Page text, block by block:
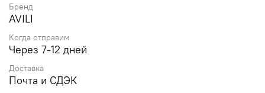
Бренд
AVILI
Когда отправим
Через 7-12 дней
Доставка
Почта и СДЭК